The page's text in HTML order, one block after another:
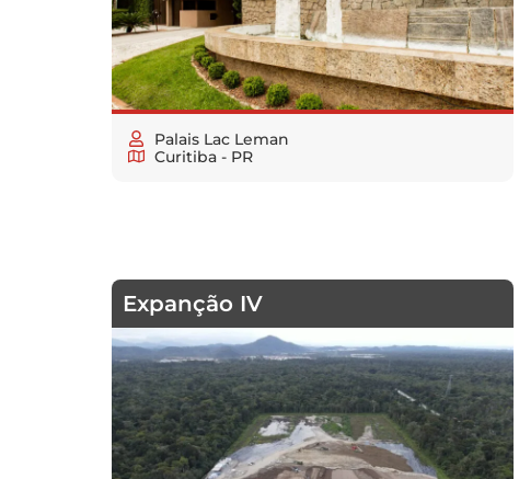
Palais Lac Leman
Curitiba - PR
Expanção IV